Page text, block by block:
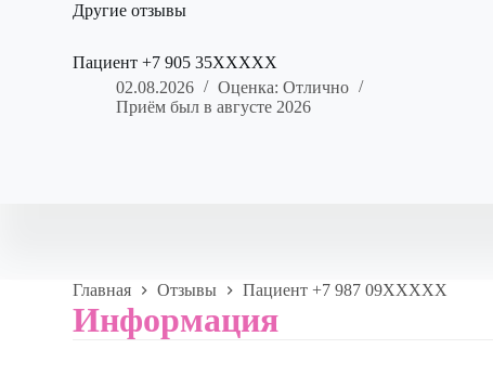
Другие отзывы
Пациент +7 905 35XXXXX
02.08.2026
Оценка: Отлично
Приём был в августе 2026
Главная Отзывы Пациент +7 987 09XXXXX
Информация